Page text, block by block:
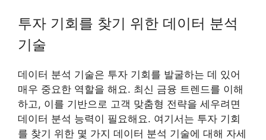
투자 기회를 찾기 위한 데이터 분석
기술
데이터 분석 기술은 투자 기회를 발굴하는 데 있어
매우 중요한 역할을 해요. 최신 금융 트렌드를 이해
하고, 이를 기반으로 고객 맞춤형 전략을 세우려면
데이터 분석 능력이 필요해요. 여기서는 투자 기회
를 찾기 위한 몇 가지 데이터 분석 기술에 대해 자세